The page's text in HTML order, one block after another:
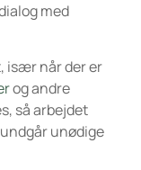
med
især når der er
og andre
så arbejdet
unødige